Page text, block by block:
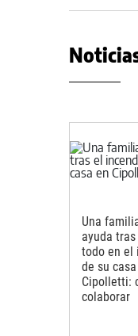
Una
ayuda
todo en el
de su
Cipolletti:
colaborar